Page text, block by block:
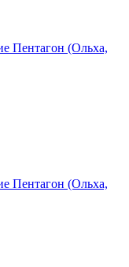
Пентагон (Ольха,
Пентагон (Ольха,